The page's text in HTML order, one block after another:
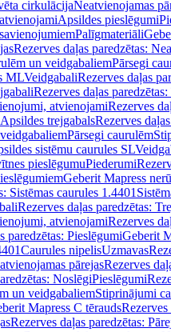
cirkulācijaNeatvienojamas
Apsildes pieslēgumi
Palīgmateriāli
Rezerves daļas paredzētas:
un veidgabaliemPārsegi
MLVeidgabaliRezerves daļas
Rezerves daļas
atvienojamiRezerves
Apsildes trejgabalsRezerves
Pārsegi caurulēm
sistēmu caurules SL
pieslēgumuPiederumi
Geberit Mapress
Sistēmas caurules 1.4401
Rezerves daļas paredzētas:
atvienojamiRezerves
paredzētas: PieslēgumiGeberit
Caurules nipelisUzmavas
pārejasRezerves
NoslēgiPieslēgumi
un veidgabaliemStiprinājumi
Mapress C tērauds
Rezerves daļas paredzētas: